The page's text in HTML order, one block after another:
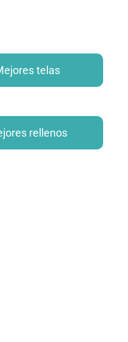
telas
rellenos